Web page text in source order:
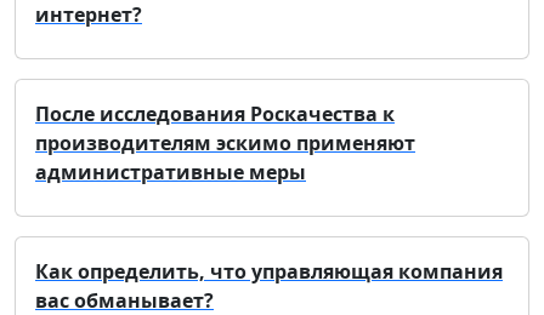
интернет?
После исследования Роскачества к
производителям эскимо применяют
административные меры
Как определить, что управляющая компания
вас обманывает?